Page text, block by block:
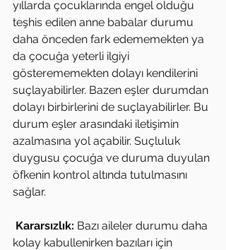
yıllarda çocuklarında engel olduğu
teşhis edilen anne babalar durumu
daha önceden fark edememekten ya
da çocuğa yeterli ilgiyi
gösterememekten dolayı kendilerini
suçlayabilirler. Bazen eşler durumdan
dolayı birbirlerini de suçlayabilirler. Bu
durum eşler arasındaki iletişimin
azalmasına yol açabilir. Suçluluk
duygusu çocuğa ve duruma duyulan
öfkenin kontrol altında tutulmasını
sağlar.
Kararsızlık: Bazı aileler durumu daha
kolay kabullenirken bazıları için